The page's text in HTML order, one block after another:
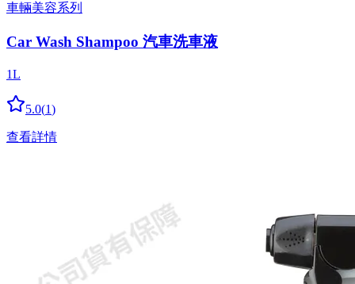
車輛美容系列
Car Wash Shampoo 汽車洗車液
1L
5.0(1)
查看詳情